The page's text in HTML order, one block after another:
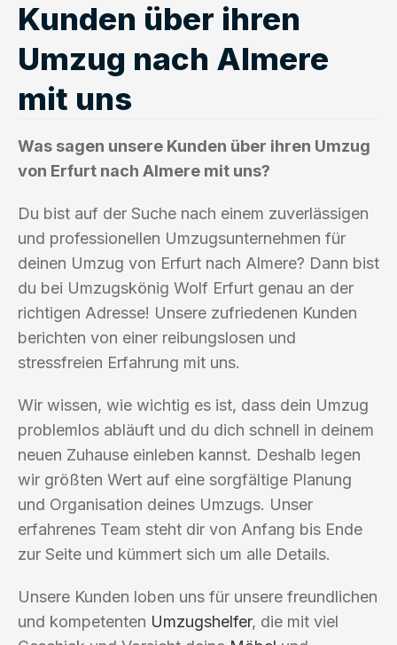
Kunden über ihren
Umzug nach Almere
mit uns
Was sagen unsere Kunden über ihren Umzug
von Erfurt nach Almere mit uns?
Du bist auf der Suche nach einem zuverlässigen
und professionellen Umzugsunternehmen für
deinen Umzug von Erfurt nach Almere? Dann bist
du bei Umzugskönig Wolf Erfurt genau an der
richtigen Adresse! Unsere zufriedenen Kunden
berichten von einer reibungslosen und
stressfreien Erfahrung mit uns.
Wir wissen, wie wichtig es ist, dass dein Umzug
problemlos abläuft und du dich schnell in deinem
neuen Zuhause einleben kannst. Deshalb legen
wir größten Wert auf eine sorgfältige Planung
und Organisation deines Umzugs. Unser
erfahrenes Team steht dir von Anfang bis Ende
zur Seite und kümmert sich um alle Details.
Unsere Kunden loben uns für unsere freundlichen
und kompetenten Umzugshelfer, die mit viel